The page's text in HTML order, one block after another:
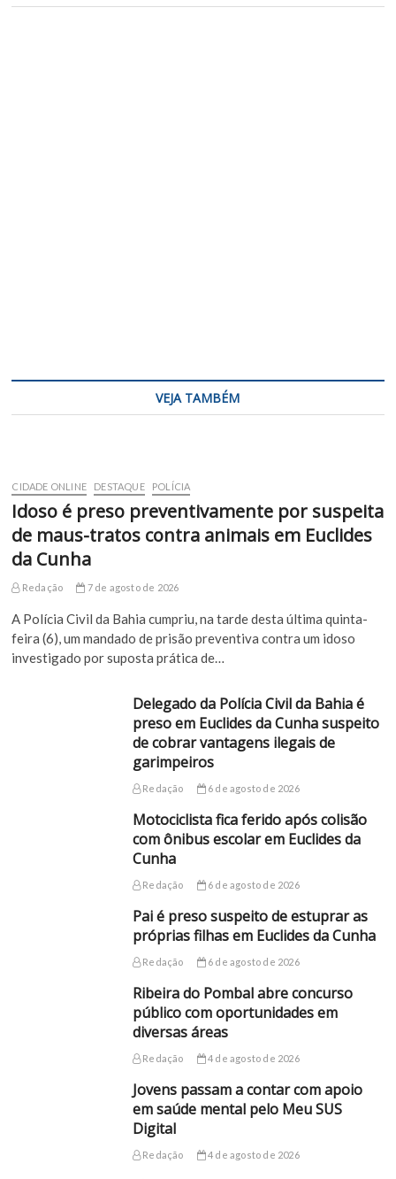
VEJA TAMBÉM
CIDADE ONLINE DESTAQUE POLÍCIA
Idoso é preso preventivamente por suspeita
de maus-tratos contra animais em Euclides
da Cunha
Redação 7 de agosto de 2026
A Polícia Civil da Bahia cumpriu, na tarde desta última quinta-
feira (6), um mandado de prisão preventiva contra um idoso
investigado por suposta prática de…
Delegado da Polícia Civil da Bahia é
preso em Euclides da Cunha suspeito
de cobrar vantagens ilegais de
garimpeiros
Redação 6 de agosto de 2026
Motociclista fica ferido após colisão
com ônibus escolar em Euclides da
Cunha
Redação 6 de agosto de 2026
Pai é preso suspeito de estuprar as
próprias filhas em Euclides da Cunha
Redação 6 de agosto de 2026
Ribeira do Pombal abre concurso
público com oportunidades em
diversas áreas
Redação 4 de agosto de 2026
Jovens passam a contar com apoio
em saúde mental pelo Meu SUS
Digital
Redação 4 de agosto de 2026